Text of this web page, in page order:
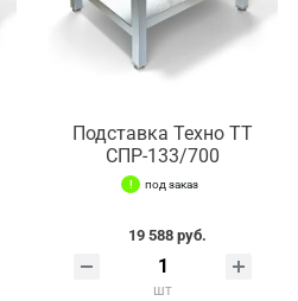
Подставка Техно ТТ
СПР-133/700
под заказ
19 588 руб.
шт